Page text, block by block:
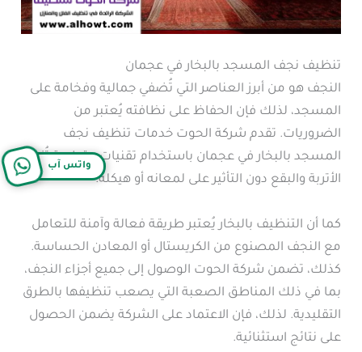
تنظيف نجف المسجد بالبخار في عجمان
النجف هو من أبرز العناصر التي تُضفي جمالية وفخامة على
المسجد، لذلك فإن الحفاظ على نظافته يُعتبر من
الضروريات. تقدم شركة الحوت خدمات تنظيف نجف
المسجد بالبخار في عجمان باستخدام تقنيات متطورة تُزيل
الأتربة والبقع دون التأثير على لمعانه أو هيكله.
كما أن التنظيف بالبخار يُعتبر طريقة فعالة وآمنة للتعامل
مع النجف المصنوع من الكريستال أو المعادن الحساسة.
كذلك، تضمن شركة الحوت الوصول إلى جميع أجزاء النجف،
بما في ذلك المناطق الصعبة التي يصعب تنظيفها بالطرق
التقليدية. لذلك، فإن الاعتماد على الشركة يضمن الحصول
على نتائج استثنائية.
واتس آب